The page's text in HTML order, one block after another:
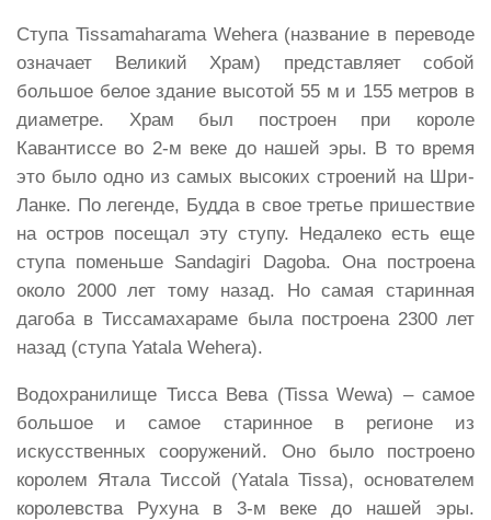
Ступа Tissamaharama Wehera (название в переводе
означает Великий Храм) представляет собой
большое белое здание высотой 55 м и 155 метров в
диаметре. Храм был построен при короле
Кавантиссе во 2-м веке до нашей эры. В то время
это было одно из самых высоких строений на Шри-
Ланке. По легенде, Будда в свое третье пришествие
на остров посещал эту ступу. Недалеко есть еще
ступа поменьше Sandagiri Dagoba. Она построена
около 2000 лет тому назад. Но самая старинная
дагоба в Тиссамахараме была построена 2300 лет
назад (ступа Yatala Wehera).
Водохранилище Тисса Вева (Tissa Wewa) – самое
большое и самое старинное в регионе из
искусственных сооружений. Оно было построено
королем Ятала Тиссой (Yatala Tissa), основателем
королевства Рухуна в 3-м веке до нашей эры.